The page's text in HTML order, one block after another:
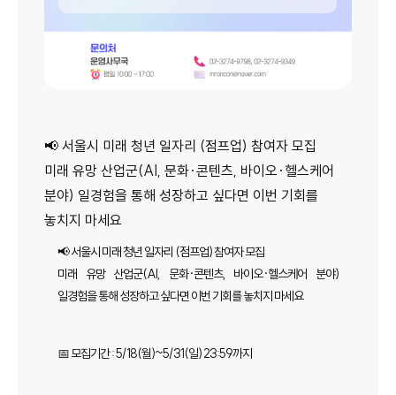
📢 서울시 미래 청년 일자리 (점프업) 참여자 모집
미래 유망 산업군(AI, 문화·콘텐츠, 바이오·헬스케어
분야) 일경험을 통해 성장하고 싶다면 이번 기회를
놓치지 마세요
📢 서울시 미래 청년 일자리 (점프업) 참여자 모집
미래 유망 산업군(AI, 문화·콘텐츠, 바이오·헬스케어 분야)
일경험을 통해 성장하고 싶다면 이번 기회를 놓치지 마세요
📅 모집기간 : 5/18(월)~5/31(일) 23:59까지